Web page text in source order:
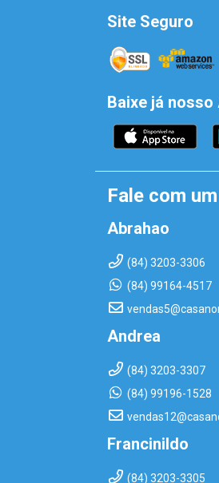
Site Seguro
Baixe já nosso
Fale com
Abrahao
(84) 3203-3306
(84) 99164-4517
Andrea
(84) 3203-3307
(84) 99196-1528
Francinildo
(84) 3203-3305